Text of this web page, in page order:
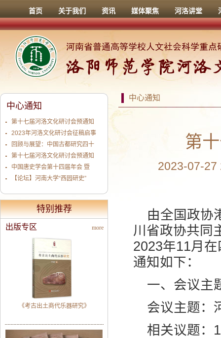
首页 关于我们 资讯 媒体聚焦 河洛讲堂
中心通知
第
2023-07-27
由全国政协
川省政协共同
2023年11月
通知如下：
一、会议主
会议主题：
相关议题：
中心通知
第十七届河洛文化研讨会预通知
2023年河洛文化研讨会征稿启事
回顾与展望：中国古都研究四十
第十七届河洛文化研讨会预通知
中国唐史学会第十四届年会 暨
【论坛】河南大学“西园研史”
特别推荐
more
出版专区
《考古出土商代乐器研究》